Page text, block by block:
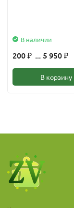
В наличии
200 ₽ ... 5 950 ₽
В корзину